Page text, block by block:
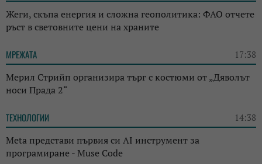
Жеги, скъпа енергия и сложна геополитика: ФАО отчете
ръст в световните цени на храните
МРЕЖАТА 17:38
Мерил Стрийп организира търг с костюми от „Дяволът
носи Прада 2“
ТЕХНОЛОГИИ 14:38
Meta представи първия си AI инструмент за
програмиране - Muse Code